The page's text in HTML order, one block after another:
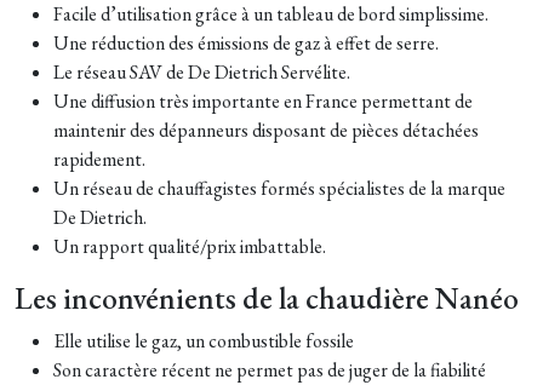
Facile d’utilisation grâce à un tableau de bord simplissime.
Une réduction des émissions de gaz à effet de serre.
Le réseau SAV de De Dietrich Servélite.
Une diffusion très importante en France permettant de
maintenir des dépanneurs disposant de pièces détachées
rapidement.
Un réseau de chauffagistes formés spécialistes de la marque
De Dietrich.
Un rapport qualité/prix imbattable.
Les inconvénients de la chaudière Nanéo
Elle utilise le gaz, un combustible fossile
Son caractère récent ne permet pas de juger de la fiabilité